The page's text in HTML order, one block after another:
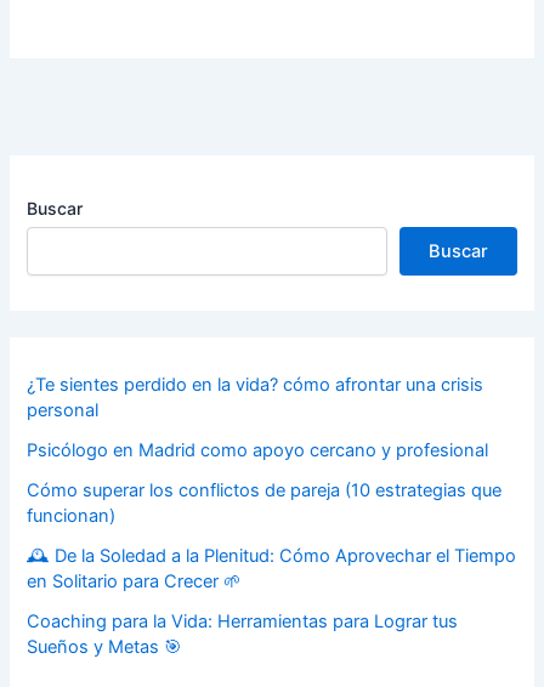
Buscar
Buscar
¿Te sientes perdido en la vida? cómo afrontar una crisis
personal
Psicólogo en Madrid como apoyo cercano y profesional
Cómo superar los conflictos de pareja (10 estrategias que
funcionan)
🕰️ De la Soledad a la Plenitud: Cómo Aprovechar el Tiempo
en Solitario para Crecer 🌱
Coaching para la Vida: Herramientas para Lograr tus
Sueños y Metas 🎯